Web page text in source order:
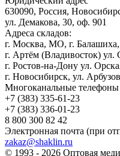
630090, Россия,
ул. Демакова, 30, оф. 901
Адреса складов:
г. Москва, МО, г.
г. Артём (Владивосток) ул.
г. Ростов-на-Дону ул.
г. Новосибирск, ул.
Многоканальные телефоны
+7 (383) 335-61-23
+7 (383) 336-01-23
8 800 300 82 42
Электронная почта (при
zakaz@shaklin.ru
© 1993 - 2026 Оптовая